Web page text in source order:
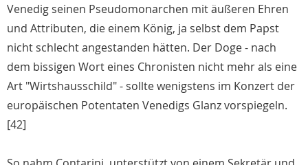
Venedig seinen Pseudomonarchen mit äußeren Ehren
und Attributen, die einem König, ja selbst dem Papst
nicht schlecht angestanden hätten. Der Doge - nach
dem bissigen Wort eines Chronisten nicht mehr als eine
Art "Wirtshausschild" - sollte wenigstens im Konzert der
europäischen Potentaten Venedigs Glanz vorspiegeln.
[42]